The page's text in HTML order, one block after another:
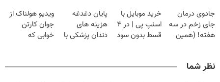
میلیون تومان!!!
فقط ۲۵ میلیون
جادوی درمان
جای زخم در سه
هفته! (همین
خرید موبایل با
اسنپ پی | در ۴
قسط بدون سود
پایان دغدغه
هزینه های
دندان پزشکی با
ویدیو هولناک از
جوان کارتن
خوابی که
نظر شما